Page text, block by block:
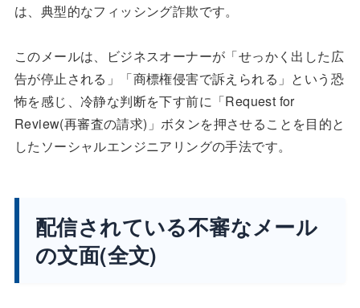
は、典型的なフィッシング詐欺です。
このメールは、ビジネスオーナーが「せっかく出した広
告が停止される」「商標権侵害で訴えられる」という恐
怖を感じ、冷静な判断を下す前に「Request for
Review(再審査の請求)」ボタンを押させることを目的と
したソーシャルエンジニアリングの手法です。
配信されている不審なメール
の文面(全文)